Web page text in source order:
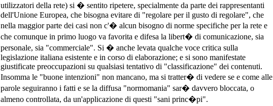
utilizzatori della rete) si � sentito ripetere, specialmente da parte dei rappresentanti
dell'Unione Europea, che bisogna evitare di "regolare per il gusto di regolare", che
nella maggior parte dei casi non c'� alcun bisogno di norme specifiche per la rete e
che comunque in primo luogo va favorita e difesa la libert� di comunicazione, sia
personale, sia "commerciale". Si � anche levata qualche voce critica sulla
legislazione italiana esistente e in corso di elaborazione; e si sono manifestate
giustificate preoccupazioni su qualsiasi tentativo di "classificazione" dei contenuti.
Insomma le "buone intenzioni" non mancano, ma si tratter� di vedere se e come alle
parole seguiranno i fatti e se la diffusa "normomania" sar� davvero bloccata, o
almeno controllata, da un'applicazione di questi "sani princ�pi".